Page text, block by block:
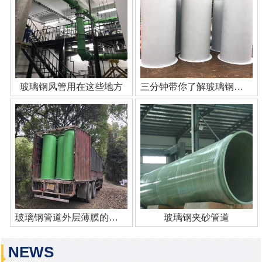
玻璃钢风管用在这些地方 三分钟带你了解玻璃钢管道
玻璃钢管道外层薄膜的作用 玻璃钢夹砂管道
NEWS